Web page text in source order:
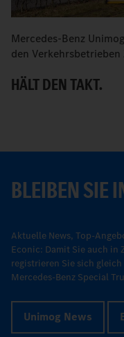
Mercedes-Benz
den Verkehrsbetrieben
HÄLT DEN TAKT.
BLEIBEN SIE
Aktuelle News, Top-
Econic: Damit Sie auch in
registrieren Sie sich
Mercedes-Benz Special
Unimog News